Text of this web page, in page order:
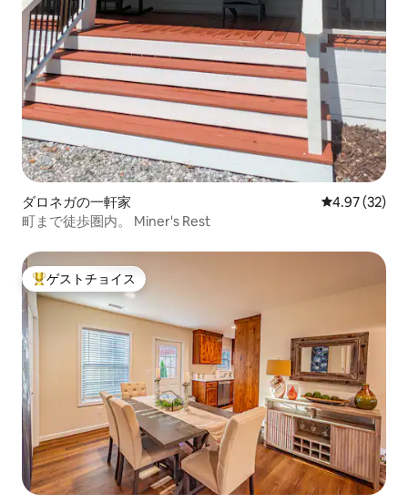
ダロネガの一軒家 レビュー32
4.97 (32)
町まで徒歩圏内。 Miner's Rest
大好評のゲストチョイスです。
ゲストチョイス